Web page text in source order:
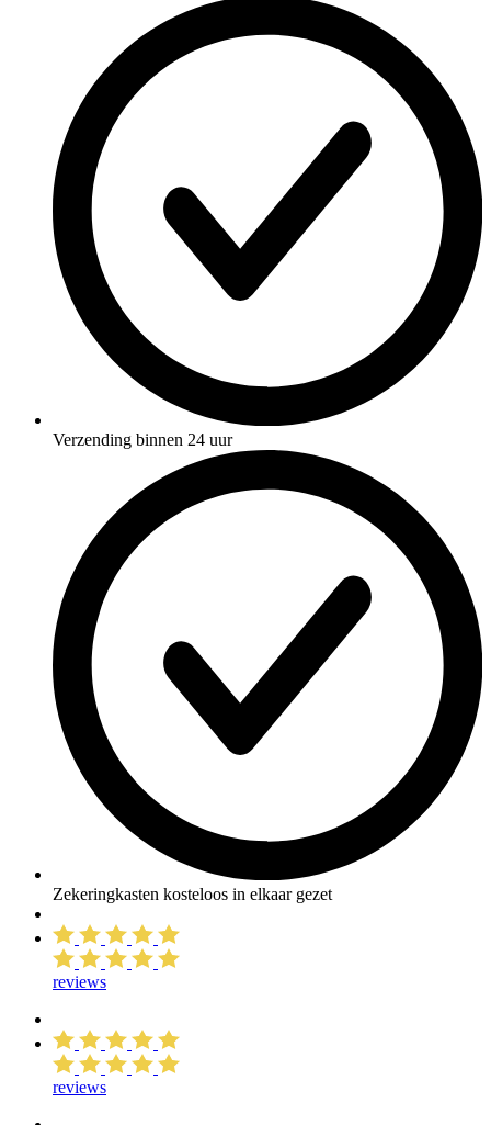
Verzending binnen 24 uur
Zekeringkasten kosteloos in elkaar gezet
reviews
reviews